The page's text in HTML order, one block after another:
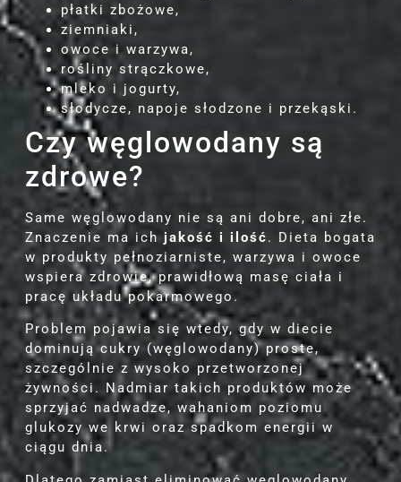
płatki zbożowe,
ziemniaki,
owoce i warzywa,
rośliny strączkowe,
mleko i jogurty,
słodycze, napoje słodzone i przekąski.
Czy węglowodany są
zdrowe?
Same węglowodany nie są ani dobre, ani złe.
Znaczenie ma ich jakość i ilość. Dieta bogata
w produkty pełnoziarniste, warzywa i owoce
wspiera zdrowie, prawidłową masę ciała i
pracę układu pokarmowego.
Problem pojawia się wtedy, gdy w diecie
dominują cukry (węglowodany) proste,
szczególnie z wysoko przetworzonej
żywności. Nadmiar takich produktów może
sprzyjać nadwadze, wahaniom poziomu
glukozy we krwi oraz spadkom energii w
ciągu dnia.